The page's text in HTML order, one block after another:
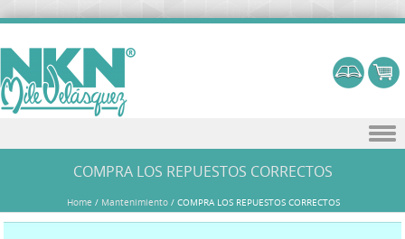
COMPRA LOS REPUESTOS CORRECTOS
Home / Mantenimiento/ COMPRA LOS REPUESTOS CORRECTOS